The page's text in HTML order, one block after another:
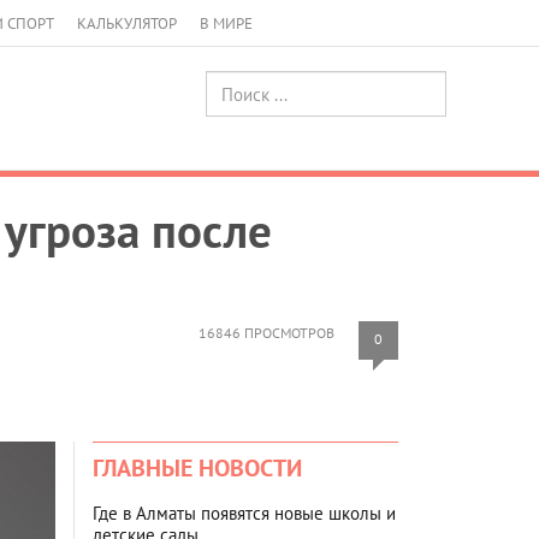
СПОРТ КАЛЬКУЛЯТОР В МИРЕ
после
16846 ПРОСМОТРОВ 0
ГЛАВНЫЕ НОВОСТИ
Где в Алматы появятся новые школы и